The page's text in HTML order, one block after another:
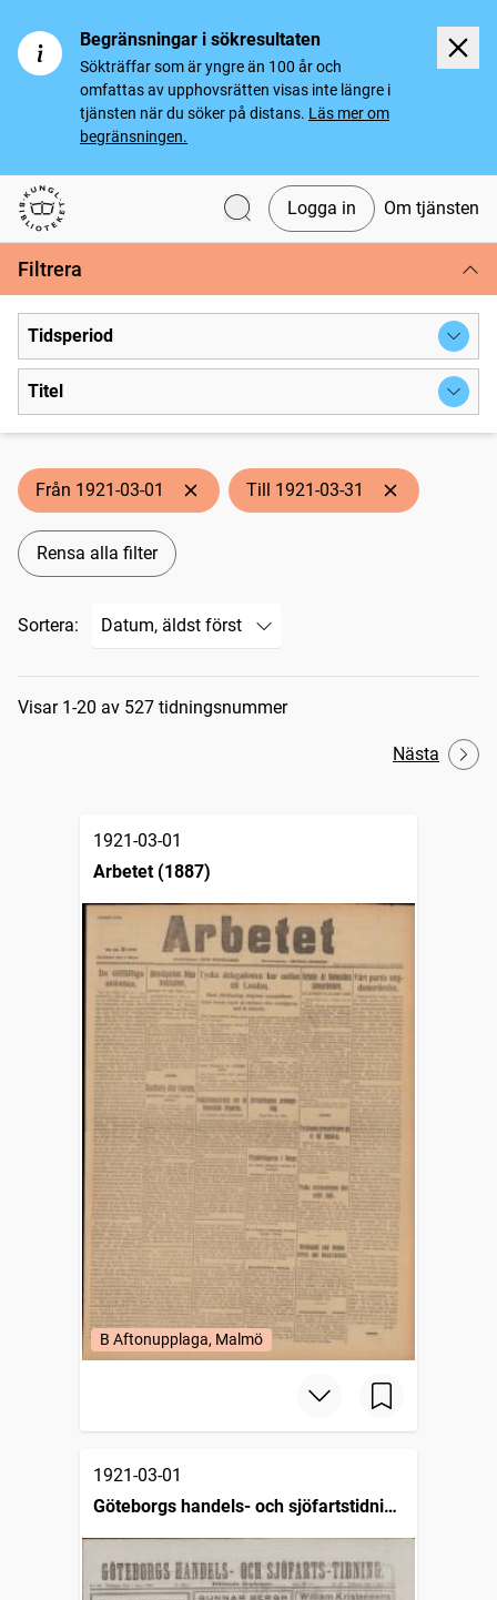
Begränsningar i sökresultaten
Sökträffar som är yngre än 100 år och
omfattas av upphovsrätten visas inte längre i
tjänsten när du söker på distans. Läs mer om
begränsningen.
Svenska tidningar
Logga in Om tjänsten
Filtrera
Tidsperiod
Titel
Från 1921-03-01 Till 1921-03-31
Rensa alla filter
Sortera:
Sökresultat
Visar 1-20 av 527 tidningsnummer
Nästa
1921-03-01
Arbetet (1887)
B Aftonupplaga, Malmö
1921-03-01
Göteborgs handels- och sjöfartstidning